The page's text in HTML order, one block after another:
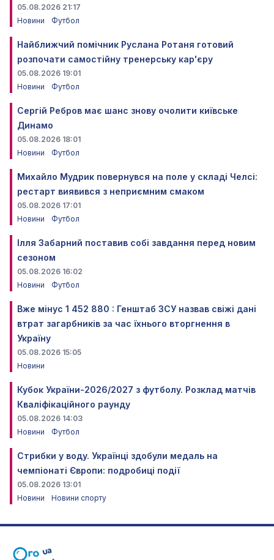
05.08.2026 21:17
Новини
Футбол
Найближчий помічник Руслана Ротаня готовий
розпочати самостійну тренерську кар'єру
05.08.2026 19:01
Новини
Футбол
Сергій Ребров має шанс знову очолити київське
Динамо
05.08.2026 18:01
Новини
Футбол
Михайло Мудрик повернувся на поле у складі Челсі:
рестарт виявився з неприємним смаком
05.08.2026 17:01
Новини
Футбол
Ілля Забарний поставив собі завдання перед новим
сезоном
05.08.2026 16:02
Новини
Футбол
Вже мінус 1 452 880 : Генштаб ЗСУ назвав свіжі дані
втрат загарбників за час їхнього вторгнення в
Україну
05.08.2026 15:05
Новини
Кубок України-2026/2027 з футболу. Розклад матчів
Кваліфікаційного раунду
05.08.2026 14:03
Новини
Футбол
Стрибки у воду. Українці здобули медаль на
чемпіонаті Європи: подробиці події
05.08.2026 13:01
Новини
Новини спорту